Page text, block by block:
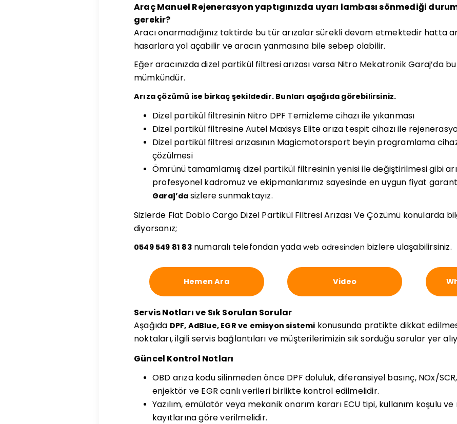
Araç Manuel Rejenerasyon yaptıgınızda uyarı lambası sönmediği
gerekir?
Aracı onarmadığınız taktirde bu tür arızalar sürekli devam etmektedir hatta
hasarlara yol açabilir ve aracın yanmasına bile sebep olabilir.
Eğer aracınızda dizel partikül filtresi arızası varsa Nitro Mekatronik Garaj’da bu
mümkündür.
Arıza çözümü ise birkaç şekildedir. Bunları aşağıda görebilirsiniz.
Dizel partikül filtresinin Nitro DPF Temizleme cihazı ile yıkanması
Dizel partikül filtresine Autel Maxisys Elite arıza tespit cihazı ile
Dizel partikül filtresi arızasının Magicmotorsport beyin programlama
çözülmesi
Ömrünü tamamlamış dizel partikül filtresinin yenisi ile değiştirilmesi gibi
profesyonel kadromuz ve ekipmanlarımız sayesinde en uygun fiyat
Garaj’da sizlere sunmaktayız.
Sizlerde Fiat Doblo Cargo Dizel Partikül Filtresi Arızası Ve Çözümü konularda
diyorsanız;
0549 549 81 83numaralı telefondan yadaweb adresinden bizlere ulaşabilirsiniz.
Hemen Ara Video
Servis Notları ve Sık Sorulan Sorular
Aşağıda DPF, AdBlue, EGR ve emisyon sistemi konusunda pratikte dikkat
noktaları, ilgili servis bağlantıları ve müşterilerimizin sık sorduğu sorular yer
Güncel Kontrol Notları
OBD arıza kodu silinmeden önce DPF doluluk, diferansiyel basınç, NOx/
enjektör ve EGR canlı verileri birlikte kontrol edilmelidir.
Yazılım, emülatör veya mekanik onarım kararı ECU tipi, kullanım koşulu
kayıtlarına göre verilmelidir.